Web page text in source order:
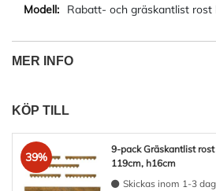
Rabatt- och gräskantlist rost
MER INFO
KÖP TILL
39%
9-pack Gräskantlist
119cm, h16cm
Skickas inom 1-3